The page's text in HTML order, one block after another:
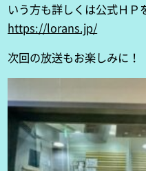
いう方も詳しくは公式ＨＰ
https://lorans.jp/
次回の放送もお楽しみに！